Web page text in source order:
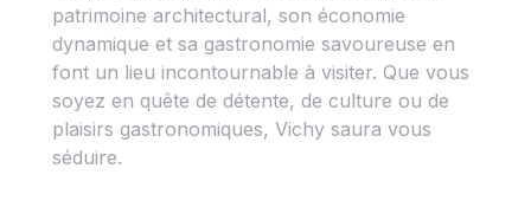
patrimoine architectural, son économie
dynamique et sa gastronomie savoureuse en
font un lieu incontournable à visiter. Que vous
soyez en quête de détente, de culture ou de
plaisirs gastronomiques, Vichy saura vous
séduire.